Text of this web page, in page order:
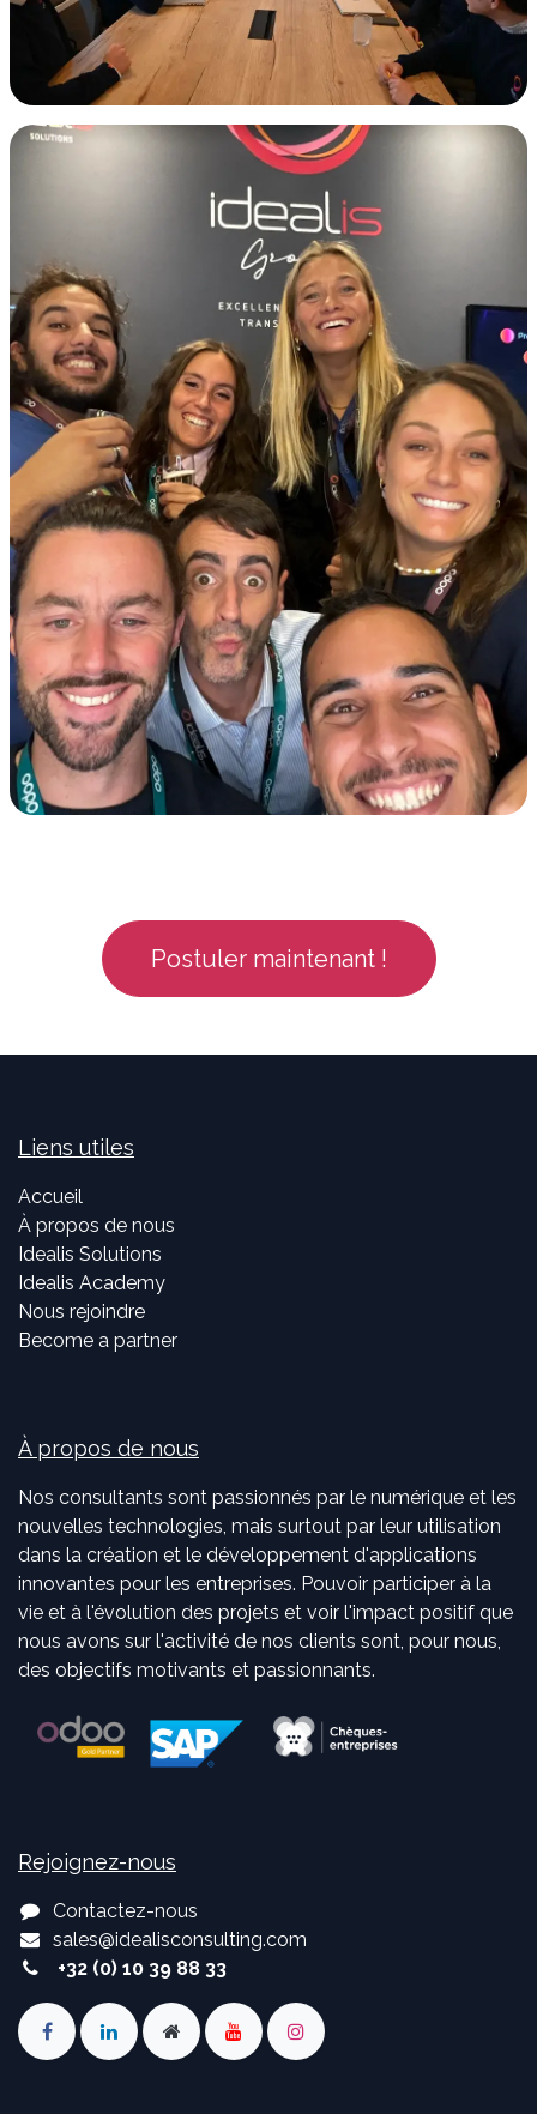
Postuler maintenant !
Liens utiles
Accueil
À propos de nous
Idealis Solutions
Idealis Academy
Nous rejoindre
Become a partner
À propos de nous
Nos consultants sont passionnés par le numérique et les
nouvelles technologies, mais surtout par leur utilisation
dans la création et le développement d'applications
innovantes pour les entreprises. Pouvoir participer à la
vie et à l'évolution des projets et voir l'impact positif que
nous avons sur l'activité de nos clients sont, pour nous,
des objectifs motivants et passionnants.
Rejoignez-nous
Contactez-nous
sales@idealisconsulting.com
+32 (0) 10 39 88 33